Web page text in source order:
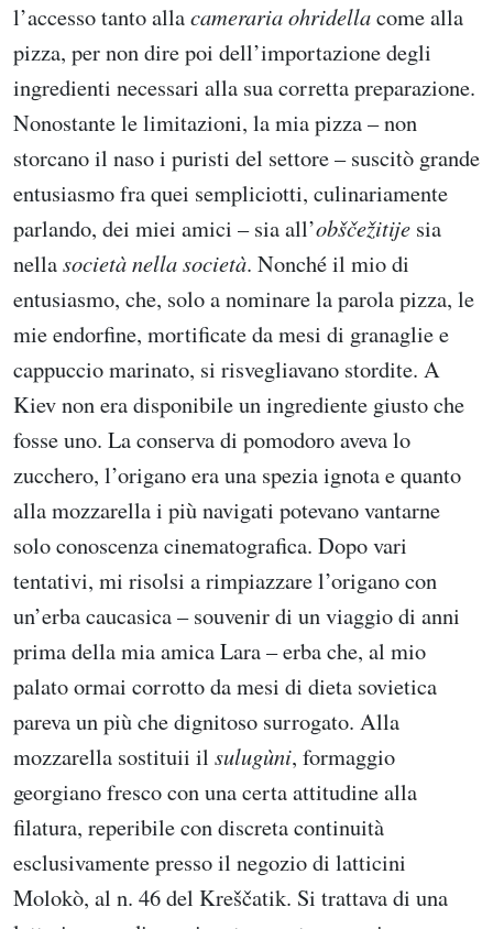
l’accesso tanto allacameraria ohridellacome alla
pizza, per non dire poi dell’importazione degli
ingredienti necessari alla sua corretta preparazione.
Nonostante le limitazioni, la mia pizza – non
storcano il naso i puristi del settore – suscitò grande
entusiasmo fra quei sempliciotti, culinariamente
parlando, dei miei amici – sia all’obščežitije sia
nellasocietà nella società. Nonché il mio di
entusiasmo, che, solo a nominare la parola pizza, le
mie endorfine, mortificate da mesi di granaglie e
cappuccio marinato, si risvegliavano stordite. A
Kiev non era disponibile un ingrediente giusto che
fosse uno. La conserva di pomodoro aveva lo
zucchero, l’origano era una spezia ignota e quanto
alla mozzarella i più navigati potevano vantarne
solo conoscenza cinematografica. Dopo vari
tentativi, mi risolsi a rimpiazzare l’origano con
un’erba caucasica – souvenir di un viaggio di anni
prima della mia amica Lara – erba che, al mio
palato ormai corrotto da mesi di dieta sovietica
pareva un più che dignitoso surrogato. Alla
mozzarella sostituii il sulugùni, formaggio
georgiano fresco con una certa attitudine alla
filatura, reperibile con discreta continuità
esclusivamente presso il negozio di latticini
Molokò, al n. 46 del Kreščatik. Si trattava di una